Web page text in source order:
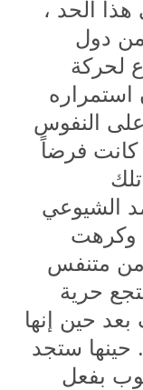
الحد ،
من دول
لحركة
على النفوس
كانت فرضاً
الشيوعي
وكرهت
من متنفس
حرية
حين إنها
ستجد
بفعل